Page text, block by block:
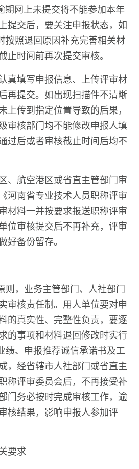
期网上未提交将不能参加本年
提交后，要关注申报状态，如
按照退回原因补充完善相关材
止时间前再次提交审核。
真填写申报信息、上传评审材
再提交。 如出现扫描件不清晰
上传到指定位置导致的后果，
审核部门均不能修改申报人填
过后或者审核截止时间后均不
、航空港区或省直主管部门审
河南省专业技术人员职称评审
材料一并按要求报送职称评审
位审核提交后不再补充，评审
好备份留存。
则，业务主管部门、人社部门
审核责任制。用人单位要对申
的真实性、完整性负责，要逐
的事项和材料退回修改时实行
绩、申报推荐诚信承诺书及工
，经省辖市人社部门或省直主
称评审委员会后，不再接受补
门务必按时完成审核工作，逾
核结果，影响申报人参加评
要求